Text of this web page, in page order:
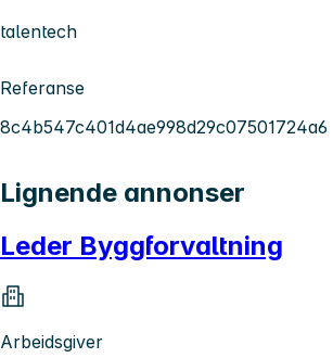
talentech
Referanse
8c4b547c401d4ae998d29c07501724a6
Lignende annonser
Leder Byggforvaltning
Arbeidsgiver